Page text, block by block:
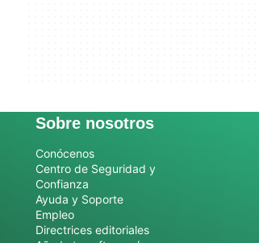
Sobre nosotros
Conócenos
Centro de Seguridad y
Confianza
Ayuda y Soporte
Empleo
Directrices editoriales